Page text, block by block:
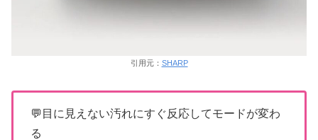
引用元： SHARP
💬目に見えない汚れにすぐ反応してモードが変わ
る